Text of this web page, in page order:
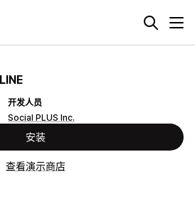
开发人员
Social PLUS Inc.
安装
查看演示商店